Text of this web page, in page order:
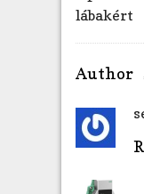
lábakért
Author